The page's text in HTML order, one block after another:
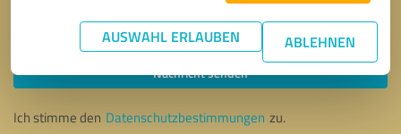
AUSWAHL ERLAUBEN ABLEHNEN
Bitte um Rückruf * Erforderliche Angaben
Nachricht senden
Ich stimme den Datenschutzbestimmungen zu.